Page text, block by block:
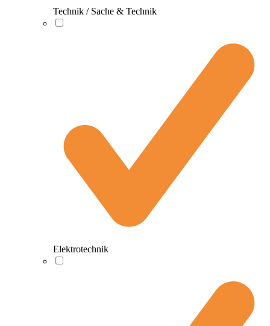
Technik / Sache & Technik
Elektrotechnik